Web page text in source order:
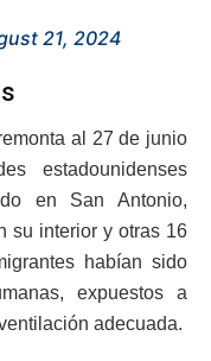
21, 2024
al 27 de junio
estadounidenses
en San Antonio,
su interior y otras 16
habían sido
expuestos a
adecuada.